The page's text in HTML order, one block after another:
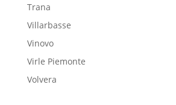
Trana
Villarbasse
Vinovo
Virle Piemonte
Volvera